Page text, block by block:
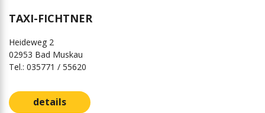
TAXI-FICHTNER
Heideweg 2
02953 Bad Muskau
Tel.: 035771 / 55620
details